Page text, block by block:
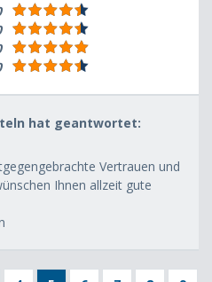
hat geantwortet:
Vertrauen und
Ihnen allzeit gute